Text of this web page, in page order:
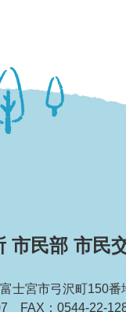
市民部 市民
士宮市弓沢町150番
FAX：0544-22-